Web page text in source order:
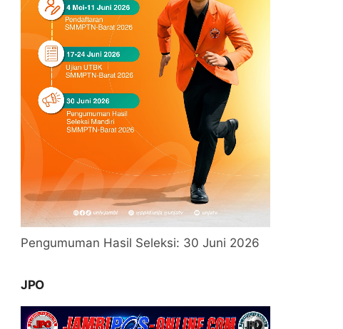
Pengumuman Hasil Seleksi: 30 Juni 2026
JPO